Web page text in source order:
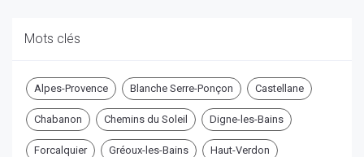
Mots clés
Alpes-Provence Blanche Serre-Ponçon Castellane
Chabanon Chemins du Soleil Digne-les-Bains
Forcalquier Gréoux-les-Bains Haut-Verdon